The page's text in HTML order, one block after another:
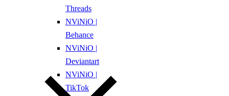
Threads
NViNiO |
Behance
NViNiO |
Deviantart
NViNiO |
TikTok